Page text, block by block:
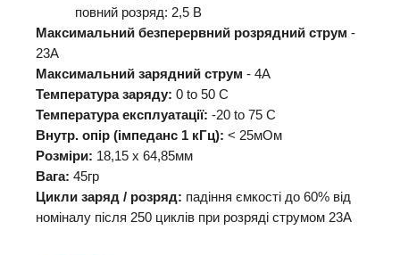
повний розряд: 2,5 В
Максимальний безперервний розрядний струм -
23А
Максимальний зарядний струм - 4А
Температура заряду: 0 to 50 C
Температура експлуатації: -20 to 75 C
Внутр. опір (імпеданс 1 кГц): < 25мОм
Розміри: 18,15 х 64,85мм
Вага: 45гр
Цикли заряд / розряд: падіння ємкості до 60% від
номіналу після 250 циклів при розряді струмом 23А